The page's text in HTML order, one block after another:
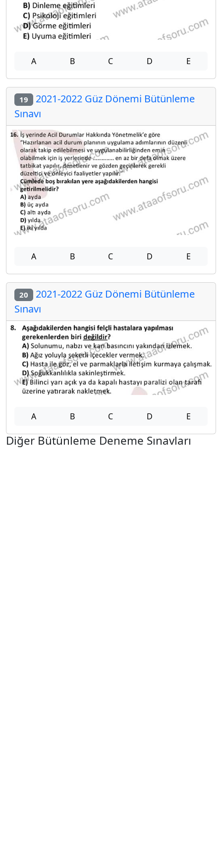
A B C D E
19 2021-2022 Güz Dönemi Bütünleme
Sınavı
A B C D E
20 2021-2022 Güz Dönemi Bütünleme
Sınavı
A B C D E
Diğer Bütünleme Deneme Sınavları